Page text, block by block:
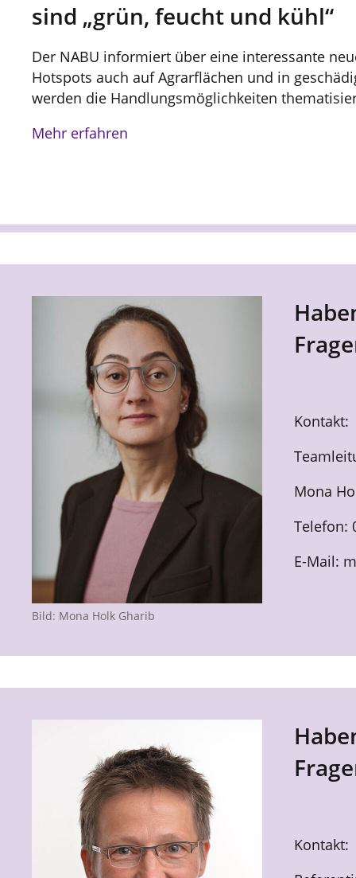
sind „grün, feucht und kühl“
Der NABU informiert über eine interessante
Hotspots auch auf Agrarflächen und in
werden die Handlungsmöglichkeiten
Mehr erfahren
Bild: Mona Holk Gharib
Kontakt:
Mona
Telefon:
E-Mail:
Kontakt: